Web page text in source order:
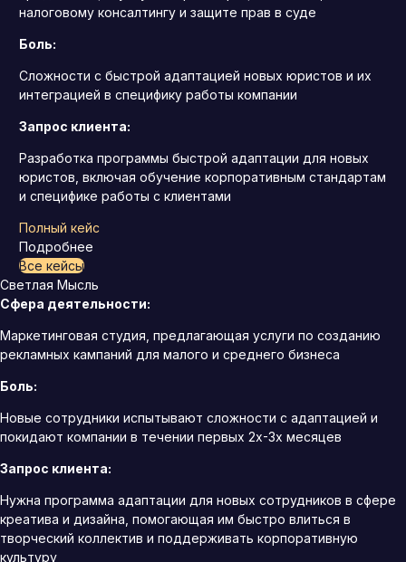
налоговому консалтингу и защите прав в суде
Боль:
Сложности с быстрой адаптацией новых юристов и их
интеграцией в специфику работы компании
Запрос клиента:
Разработка программы быстрой адаптации для новых
юристов, включая обучение корпоративным стандартам
и специфике работы с клиентами
Полный кейс
Подробнее
Все кейсы
Светлая Мысль
Сфера деятельности:
Маркетинговая студия, предлагающая услуги по созданию
рекламных кампаний для малого и среднего бизнеса
Боль:
Новые сотрудники испытывают сложности с адаптацией и
покидают компании в течении первых 2х-3х месяцев
Запрос клиента:
Нужна программа адаптации для новых сотрудников в сфере
креатива и дизайна, помогающая им быстро влиться в
творческий коллектив и поддерживать корпоративную
культуру